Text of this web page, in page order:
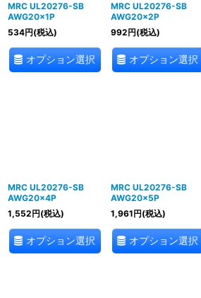
MRC UL20276-SB
AWG20×1P
534円(税込)
オプション選択
MRC UL20276-SB
AWG20×2P
992円(税込)
オプション選択
MRC UL20276-SB
AWG20×4P
1,552円(税込)
オプション選択
MRC UL20276-SB
AWG20×5P
1,961円(税込)
オプション選択